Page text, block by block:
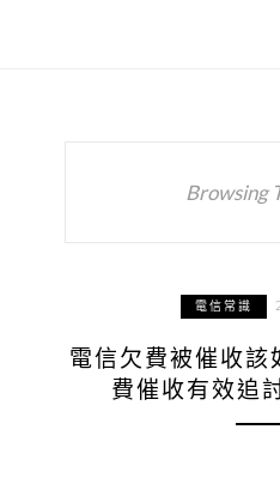
Browsing
電信常識
電信欠費被催收該
費催收有效追